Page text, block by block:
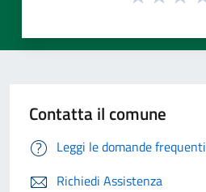
Contatta il comune
Leggi le domande frequenti
Richiedi Assistenza